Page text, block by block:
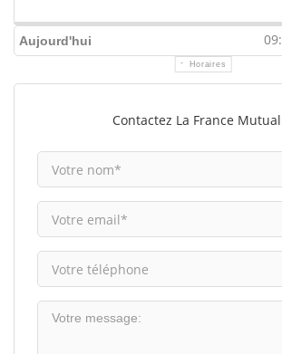
Aujourd'hui
Horaires
Contactez La France